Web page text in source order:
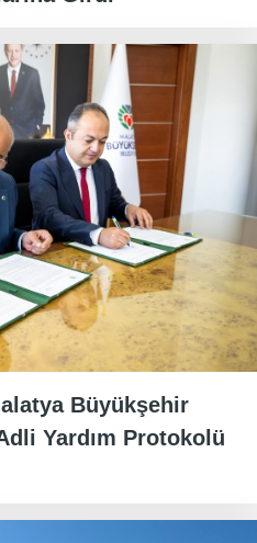
Büyükşehir
Yardım Protokolü